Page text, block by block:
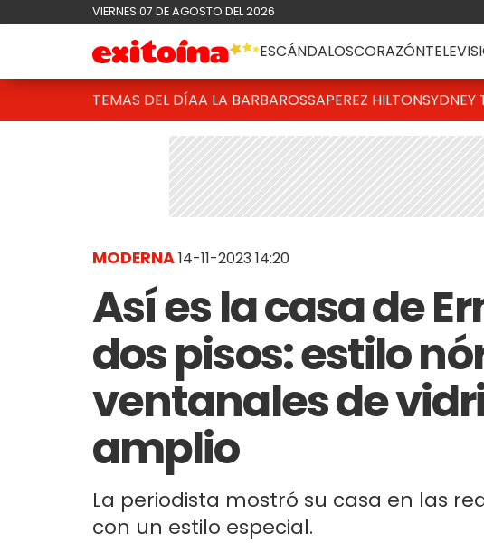
VIERNES 07 DE AGOSTO DEL 2026
ESCÁNDALOSCORAZÓN
TEMAS DEL DÍAA LA BARBAROSSAPEREZ HILTONSYDNEY
MODERNA14-11-2023 14:20
Así es la casa de
dos pisos: estilo
ventanales de
amplio
La periodista mostró su casa en las
con un estilo especial.